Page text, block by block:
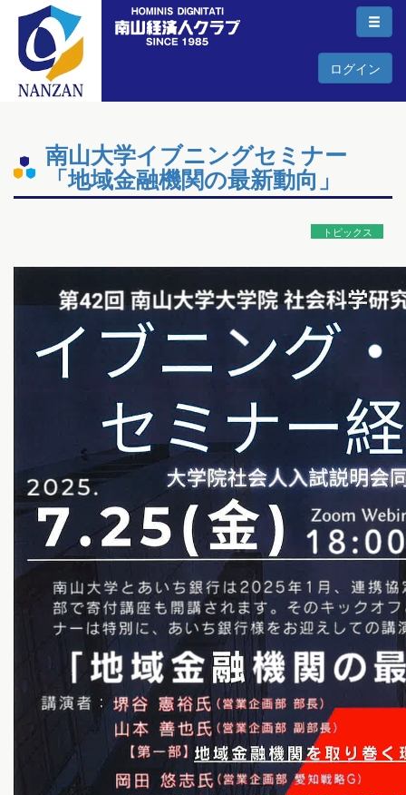
ログイン
南山大学イブニングセミナー
「地域金融機関の最新動向」
トピックス